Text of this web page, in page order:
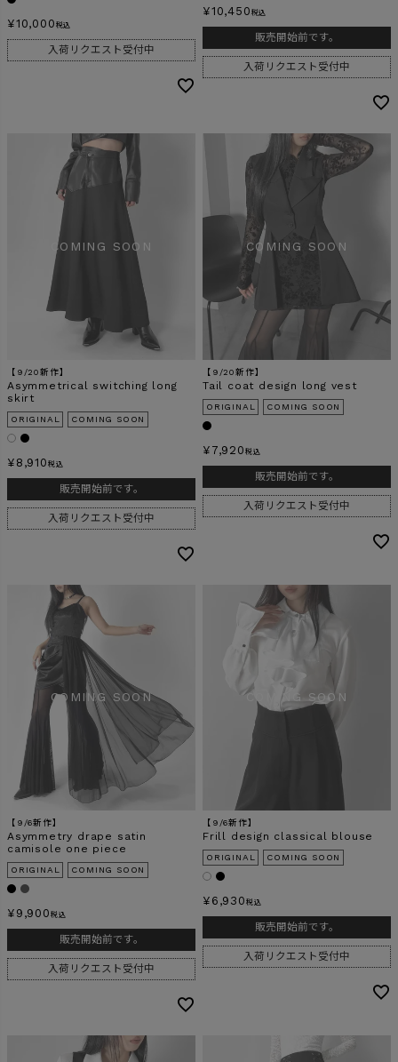
¥10,000 税込
入荷リクエスト受付中
¥10,450 税込
販売開始前です。
入荷リクエスト受付中
【9/20新作】
Asymmetrical switching long
skirt
ORIGINAL COMING SOON
¥ 8,910 税込
販売開始前です。
入荷リクエスト受付中
【9/20新作】
Tail coat design long vest
ORIGINAL COMING SOON
¥ 7,920 税込
販売開始前です。
入荷リクエスト受付中
【9/6新作】
Asymmetry drape satin
camisole one piece
ORIGINAL COMING SOON
¥ 9,900 税込
販売開始前です。
入荷リクエスト受付中
【9/6新作】
Frill design classical blouse
ORIGINAL COMING SOON
¥ 6,930 税込
販売開始前です。
入荷リクエスト受付中